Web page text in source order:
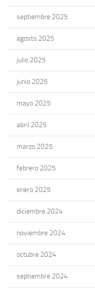
septiembre 2025
agosto 2025
julio 2025
junio 2025
mayo 2025
abril 2025
marzo 2025
febrero 2025
enero 2025
diciembre 2024
noviembre 2024
octubre 2024
septiembre 2024